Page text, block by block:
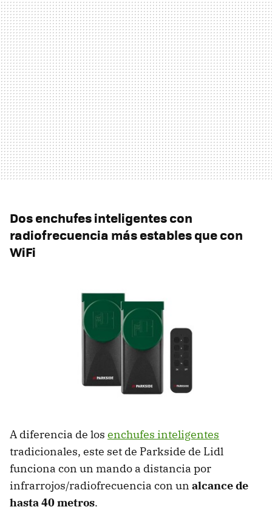
Dos enchufes inteligentes con
radiofrecuencia más estables que con
WiFi
A diferencia de los enchufes inteligentes
tradicionales, este set de Parkside de Lidl
funciona con un mando a distancia por
infrarrojos/radiofrecuencia con un alcance de
hasta 40 metros.